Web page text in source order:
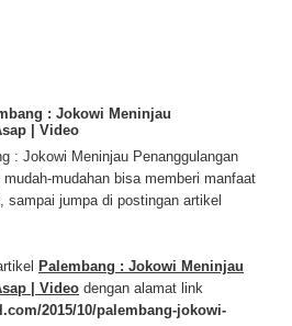
: Jokowi Meninjau
| Video
: Jokowi Meninjau Penanggulangan
mudahan bisa memberi manfaat
sampai jumpa di postingan artikel
Palembang : Jokowi Meninjau
| Video dengan alamat link
2015/10/palembang-jokowi-